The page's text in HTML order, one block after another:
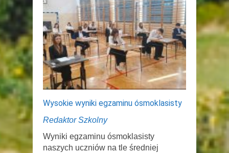
Wysokie wyniki egzaminu ósmoklasisty
Redaktor Szkolny
Wyniki egzaminu ósmoklasisty
naszych uczniów na tle średniej